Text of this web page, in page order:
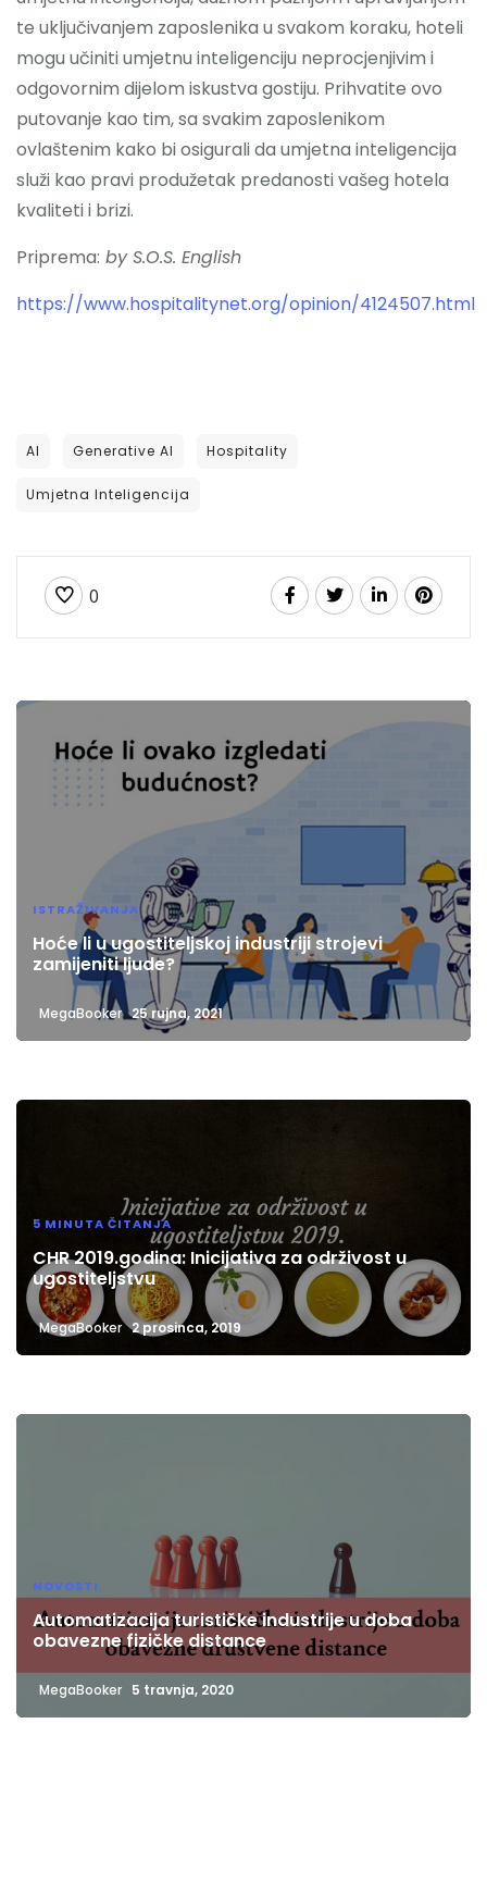
te uključivanjem zaposlenika u svakom koraku, hoteli
mogu učiniti umjetnu inteligenciju neprocjenjivim i
odgovornim dijelom iskustva gostiju. Prihvatite ovo
putovanje kao tim, sa svakim zaposlenikom
ovlaštenim kako bi osigurali da umjetna inteligencija
služi kao pravi produžetak predanosti vašeg hotela
kvaliteti i brizi.
Priprema: by S.O.S. English
https://www.hospitalitynet.org/opinion/4124507.html
AI Generative AI Hospitality
Umjetna Inteligencija
0
ISTRAŽIVANJA
Hoće li u ugostiteljskoj industriji strojevi
zamijeniti ljude?
MegaBooker 25 rujna, 2021
5 MINUTA ČITANJA
CHR 2019.godina: Inicijativa za održivost u
ugostiteljstvu
MegaBooker 2 prosinca, 2019
NOVOSTI
Automatizacija turističke industrije u doba
obavezne fizičke distance
MegaBooker 5 travnja, 2020